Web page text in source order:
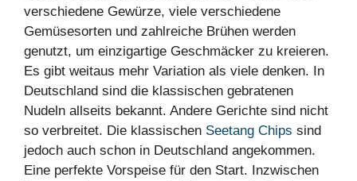
verschiedene Gewürze, viele verschiedene
Gemüsesorten und zahlreiche Brühen werden
genutzt, um einzigartige Geschmäcker zu kreieren.
Es gibt weitaus mehr Variation als viele denken. In
Deutschland sind die klassischen gebratenen
Nudeln allseits bekannt. Andere Gerichte sind nicht
so verbreitet. Die klassischen Seetang Chips sind
jedoch auch schon in Deutschland angekommen.
Eine perfekte Vorspeise für den Start. Inzwischen